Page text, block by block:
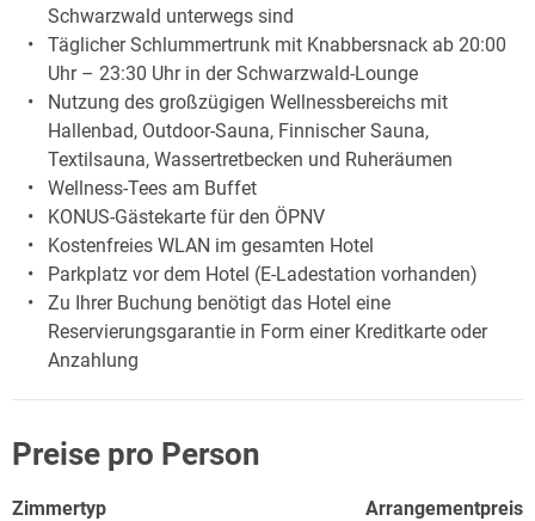
Schwarzwald unterwegs sind
Täglicher Schlummertrunk mit Knabbersnack ab 20:00
Uhr – 23:30 Uhr in der Schwarzwald-Lounge
Nutzung des großzügigen Wellnessbereichs mit
Hallenbad, Outdoor-Sauna, Finnischer Sauna,
Textilsauna, Wassertretbecken und Ruheräumen
Wellness-Tees am Buffet
KONUS-Gästekarte für den ÖPNV
Kostenfreies WLAN im gesamten Hotel
Parkplatz vor dem Hotel (E-Ladestation vorhanden)
Zu Ihrer Buchung benötigt das Hotel eine
Reservierungsgarantie in Form einer Kreditkarte oder
Anzahlung
Preise pro Person
Zimmertyp
Arrangementpreis